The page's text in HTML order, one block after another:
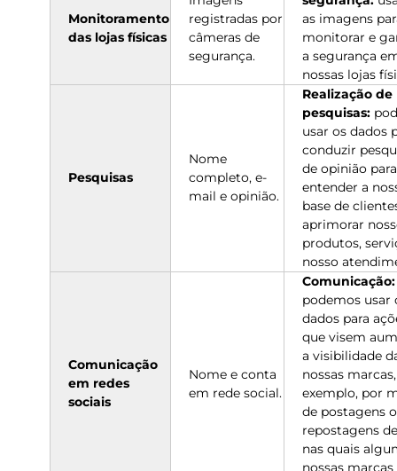
Monitoramento
das lojas físicas
registradas por
câmeras de
segurança.
as imagens
monitorar e
a segurança
nossas lojas
Pesquisas
Nome
completo, e-
mail e opinião.
Realização de
pesquisas:
usar os dados
conduzir
de opinião para
entender a
base de
aprimorar
produtos,
nosso
Comunicação
em redes
sociais
Nome e conta
em rede social.
Comunicação:
podemos usar
dados para
que visem
a visibilidade
nossas
exemplo, por
de postagens
repostagens
nas quais
nossas